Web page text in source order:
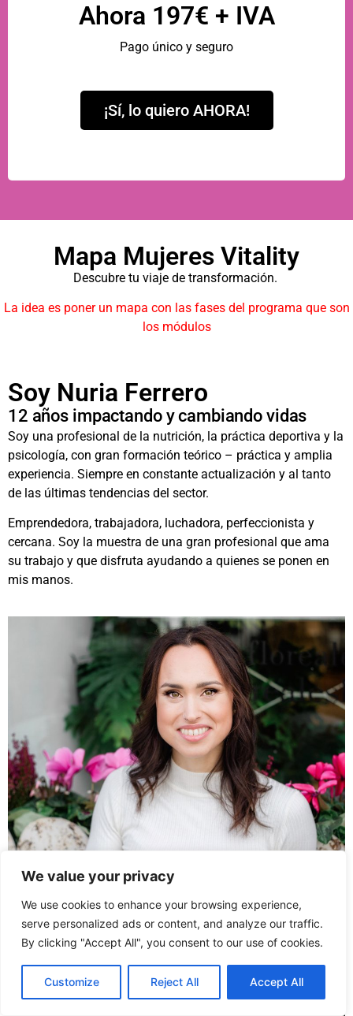
We value your privacy
We use cookies to enhance your browsing experience,
serve personalized ads or content, and analyze our traffic.
By clicking "Accept All", you consent to our use of cookies.
Customize Reject All Accept All
Ahora 197€ + IVA
Pago único y seguro
¡Sí, lo quiero AHORA!
Mapa Mujeres Vitality
Descubre tu viaje de transformación.
La idea es poner un mapa con las fases del programa que son
los módulos
Soy Nuria Ferrero
12 años impactando y cambiando vidas
Soy una profesional de la nutrición, la práctica deportiva y la
psicología, con gran formación teórico – práctica y amplia
experiencia. Siempre en constante actualización y al tanto
de las últimas tendencias del sector.
Emprendedora, trabajadora, luchadora, perfeccionista y
cercana. Soy la muestra de una gran profesional que ama
su trabajo y que disfruta ayudando a quienes se ponen en
mis manos.